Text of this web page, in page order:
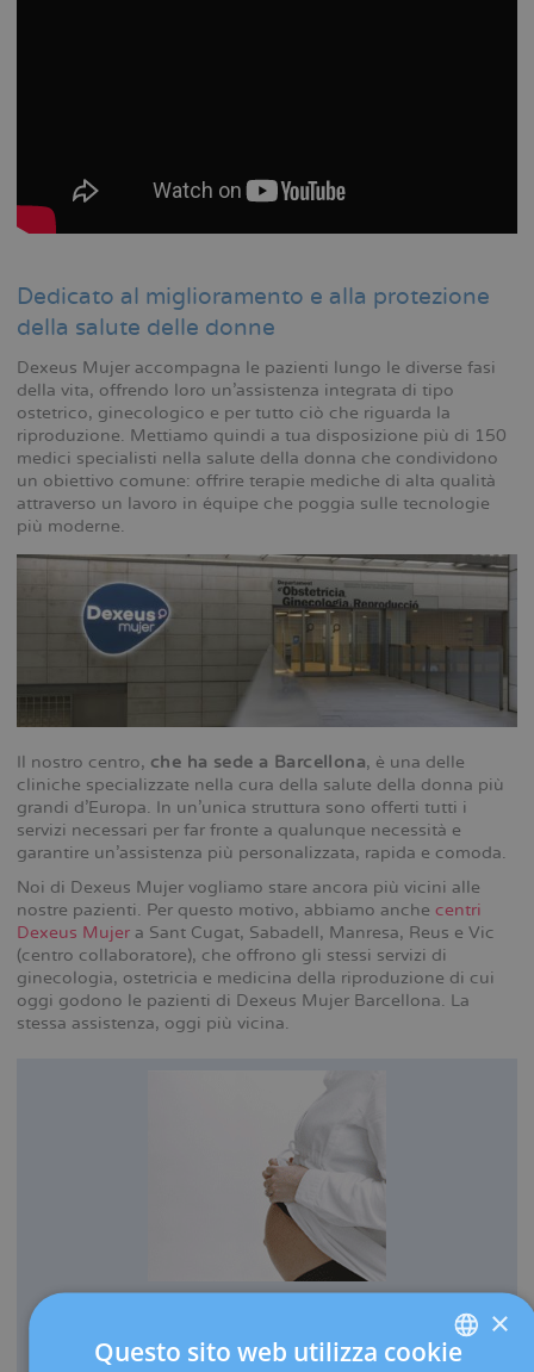
Dedicato al miglioramento e alla protezione
della salute delle donne
Dexeus Mujer accompagna le pazienti lungo le diverse fasi
della vita, offrendo loro un’assistenza integrata di tipo
ostetrico, ginecologico e per tutto ciò che riguarda la
riproduzione. Mettiamo quindi a tua disposizione più di 150
medici specialisti nella salute della donna che condividono
un obiettivo comune: offrire terapie mediche di alta qualità
attraverso un lavoro in équipe che poggia sulle tecnologie
più moderne.
Il nostro centro, che ha sede a Barcellona, è una delle
cliniche specializzate nella cura della salute della donna più
grandi d’Europa. In un’unica struttura sono offerti tutti i
servizi necessari per far fronte a qualunque necessità e
garantire un’assistenza più personalizzata, rapida e comoda.
Noi di Dexeus Mujer vogliamo stare ancora più vicini alle
nostre pazienti. Per questo motivo, abbiamo anche centri
Dexeus Mujer a Sant Cugat, Sabadell, Manresa, Reus e Vic
(centro collaboratore), che offrono gli stessi servizi di
ginecologia, ostetricia e medicina della riproduzione di cui
oggi godono le pazienti di Dexeus Mujer Barcellona. La
stessa assistenza, oggi più vicina.
OSTETRICIA ×
Questo sito web utilizza cookie